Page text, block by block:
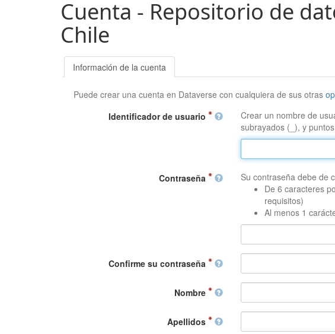
Cuenta - Repositorio de
Chile
Información de la cuenta
Puede crear una cuenta en Dataverse con cualquiera de sus otras
Identificador de usuario
Crear un nombre de
subrayados (_), y
Contraseña
Su contraseña debe de
De 6 caracteres
requisitos)
Al menos 1
Confirme su contraseña
Nombre
Apellidos